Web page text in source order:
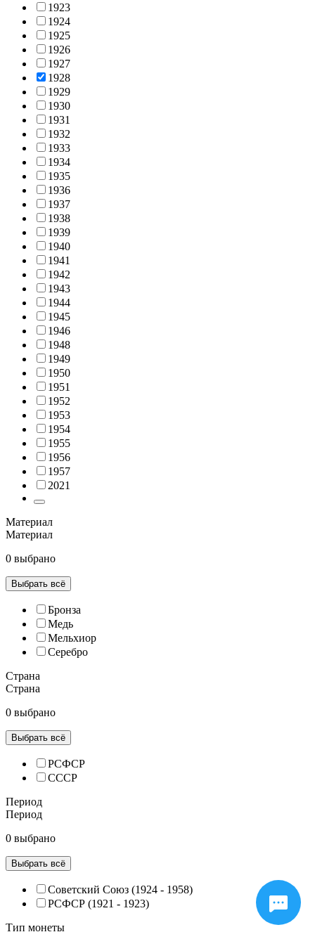
1923
1924
1925
1926
1927
1928
1929
1930
1931
1932
1933
1934
1935
1936
1937
1938
1939
1940
1941
1942
1943
1944
1945
1946
1948
1949
1950
1951
1952
1953
1954
1955
1956
1957
2021
Материал
Материал
0 выбрано
Выбрать всё
Бронза
Медь
Мельхиор
Серебро
Страна
Страна
0 выбрано
Выбрать всё
РСФСР
СССР
Период
Период
0 выбрано
Выбрать всё
Советский Союз (1924 - 1958)
РСФСР (1921 - 1923)
Тип монеты